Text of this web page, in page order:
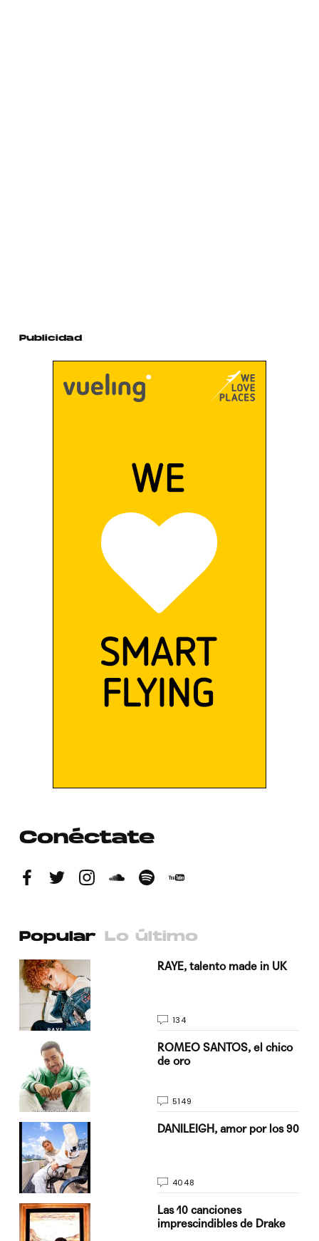
Publicidad
Conéctate
Popular Lo último
RAYE, talento made in UK
134
ROMEO SANTOS, el chico
de oro
5149
DANILEIGH, amor por los 90
4048
Las 10 canciones
imprescindibles de Drake